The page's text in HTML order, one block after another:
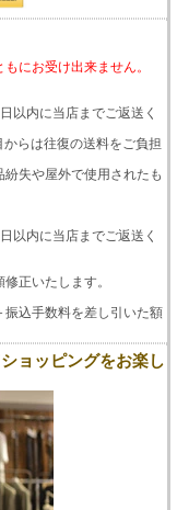
にお受け出来ません。
以内に当店までご返送く
らは往復の送料をご負担
失や屋外で使用されたも
以内に当店までご返送く
正いたします。
込手数料を差し引いた額
ョッピングをお楽し